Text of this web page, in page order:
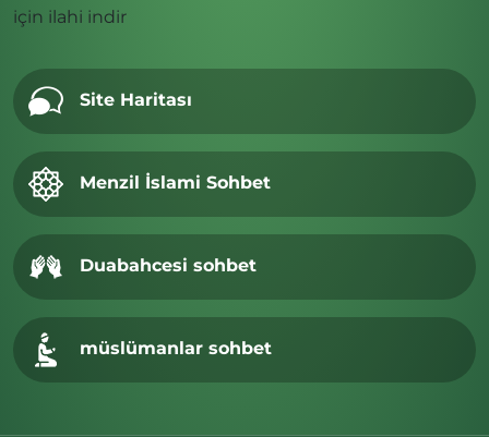
için ilahi indir
Site Haritası
Menzil İslami Sohbet
Duabahcesi sohbet
müslümanlar sohbet